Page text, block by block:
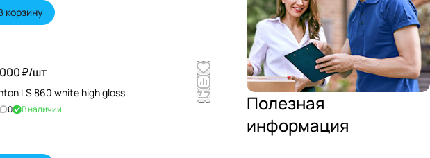
корзину
₽/шт
LS 860 white high gloss
0 В наличии
Полезная
информация